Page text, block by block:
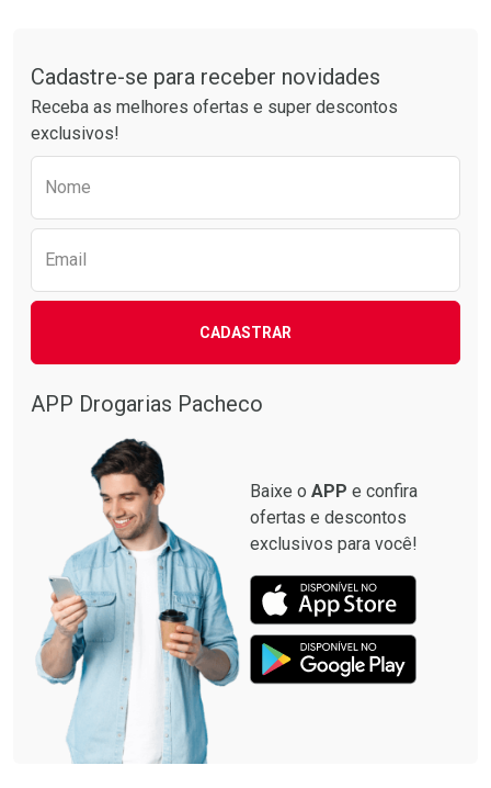
Laboratório
Comprar sem Desconto
Por R$ 7,00/cada
Por Menos
Comprar sem Desconto
Por R$ 7,00/cada
Cadastre-se para receber novidades
Receba as melhores ofertas e super descontos
exclusivos!
Nome
Email
CADASTRAR
APP Drogarias Pacheco
Baixe o APP e confira
ofertas e descontos
exclusivos para você!